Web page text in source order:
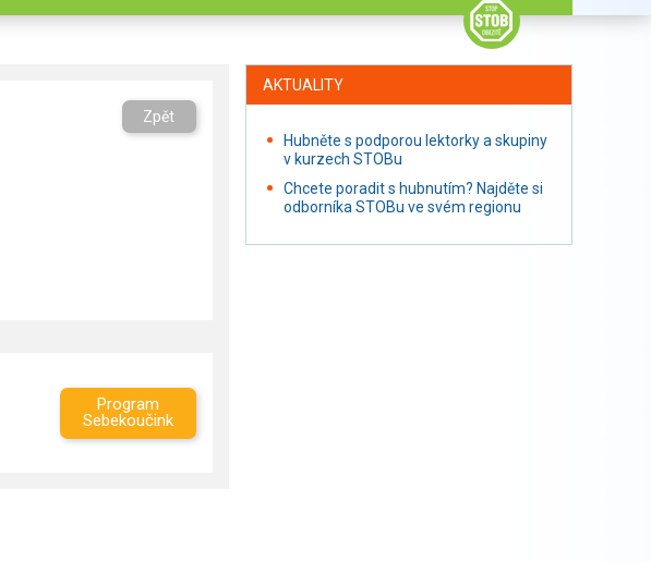
Zpět
Program
Sebekoučink
AKTUALITY
Hubněte s podporou lektorky a skupiny
v kurzech STOBu
Chcete poradit s hubnutím? Najděte si
odborníka STOBu ve svém regionu